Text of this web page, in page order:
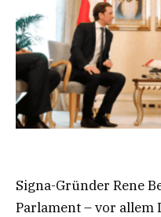
Signa-Gründer Rene
Parlament – vor allem